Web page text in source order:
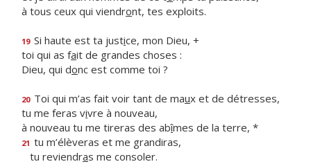
à tous ceux qui viendront, tes exploits.
19 Si haute est ta justice, mon Dieu, +
toi qui as fait de grandes choses :
Dieu, qui donc est comme toi ?
20 Toi qui m’as fait voir tant de maux et de détresses,
tu me feras vivre à nouveau,
à nouveau tu me tireras des abîmes de la terre, *
21 tu m’élèveras et me grandiras,
tu reviendras me consoler.